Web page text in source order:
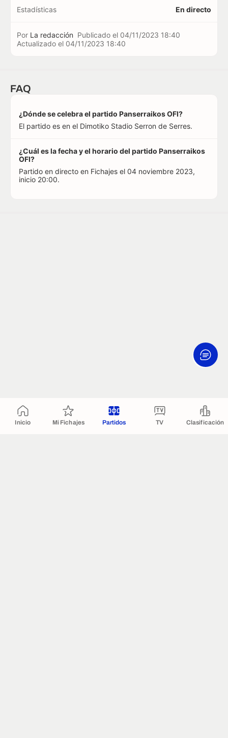
Inicio Mi Fichajes Partidos TV Clasificación
Estadísticas En directo
Por La redacción Publicado el 04/11/2023 18:40
Actualizado el 04/11/2023 18:40
FAQ
¿Dónde se celebra el partido Panserraikos OFI?
El partido es en el Dimotiko Stadio Serron de Serres.
¿Cuál es la fecha y el horario del partido Panserraikos
OFI?
Partido en directo en Fichajes el 04 noviembre 2023,
inicio 20:00.